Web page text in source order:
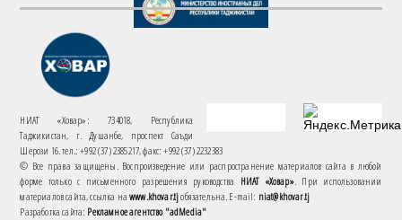
НИАТ «Ховар»: 734018, Республика
Таджикистан, г. Душанбе, проспект Саъди
Шерози 16. тел.: +992 (37) 2385217, факс: +992 (37) 2232383
© Все права защищены. Воспроизведение или распространение материалов сайта в любой
форме только с письменного разрешения руководства НИАТ «Ховар». При использовании
материалов сайта, ссылка наwww.khovar.tjобязательна. E-mail: niat@khovar.tj
Разработка сайта: Рекламное агентство "adMedia"